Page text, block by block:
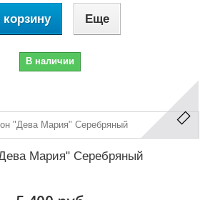
корзину Еще
В наличии
Мария" Серебряный